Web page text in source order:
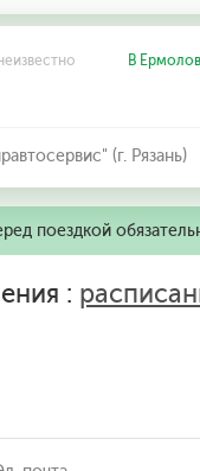
В
(г. Рязань)
поездкой
: